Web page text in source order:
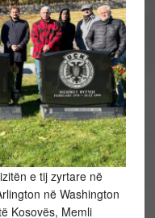
e tij zyrtare në
në Washington
Kosovës, Memli